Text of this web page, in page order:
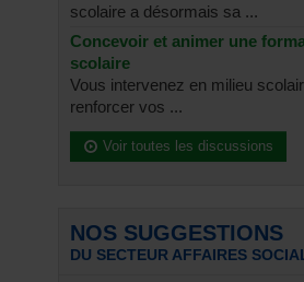
scolaire a désormais sa ...
Concevoir et animer une
scolaire
Vous intervenez en milieu
renforcer vos ...
Voir toutes les discussions
NOS SUGGESTIONS
DU SECTEUR AFFAIRES